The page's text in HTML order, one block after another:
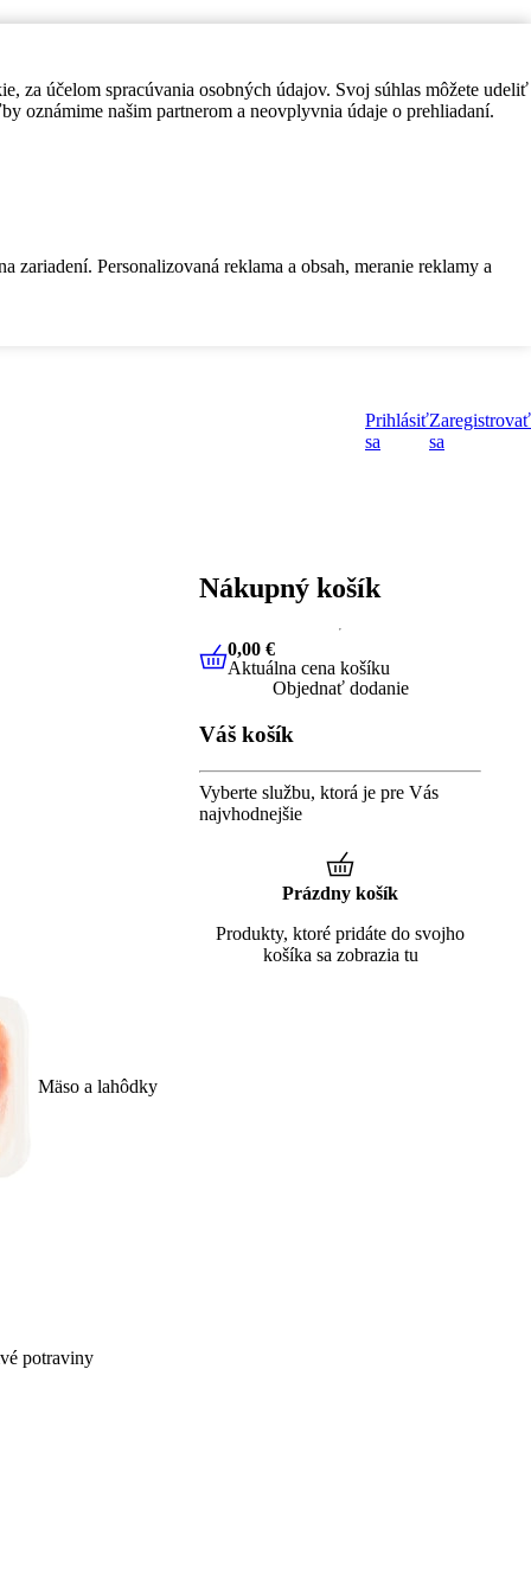
za účelom spracúvania osobných údajov. Svoj súhlas môžete udeliť
oznámime našim partnerom a neovplyvnia údaje o prehliadaní.
Personalizovaná reklama a obsah, meranie reklamy a
Prihlásiť
sa
Zaregistrovať
sa
Mäso a lahôdky
potraviny
Nákupný košík
0,00 €Aktuálna cena košíku
0,00 €
Aktuálna cena košíku
Objednať dodanie
Váš košík
Vyberte službu, ktorá je pre Vás
najvhodnejšie
Prázdny košík
Produkty, ktoré pridáte do svojho
košíka sa zobrazia tu